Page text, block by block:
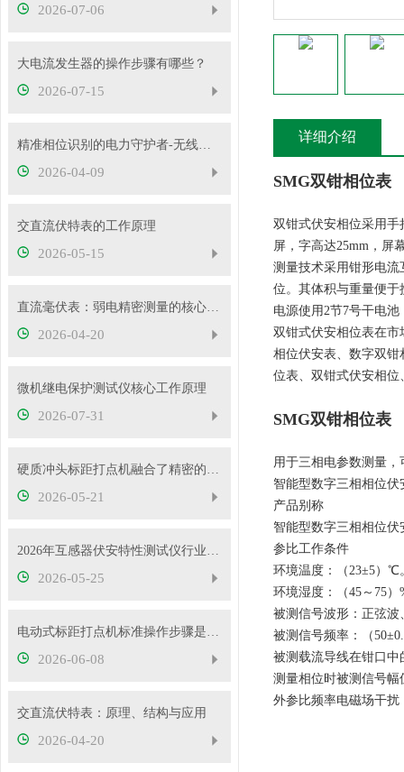
2026-07-06
大电流发生器的操作步骤有哪些？
2026-07-15
精准相位识别的电力守护者-无线高压核相仪
2026-04-09
交直流伏特表的工作原理
2026-05-15
直流毫伏表：弱电精密测量的核心工具
2026-04-20
微机继电保护测试仪核心工作原理
2026-07-31
硬质冲头标距打点机融合了精密的机械传动与弹性冲击技术
2026-05-21
2026年互感器伏安特性测试仪行业发展概况
2026-05-25
电动式标距打点机标准操作步骤是什么？5mm/10mm 标距怎么切换？
2026-06-08
交直流伏特表：原理、结构与应用
2026-04-20
详细介绍
SMG双钳相位表
双钳式伏安相位采用
屏，字高达25mm，屏
测量技术采用钳形电
位。其体积与重量便于
电源使用2节7号干电
双钳式伏安相位表在
相位伏安表、数字双
位表、双钳式伏安相
SMG双钳相位表
用于三相电参数测量
智能型数字三相相位
产品别称
智能型数字三相相位
参比工作条件
环境温度：（23±5）℃
环境湿度：（45～75）
被测信号波形：正弦波
被测信号频率：（
被测载流导线在钳口中
测量相位时被测信号幅
外参比频率电磁场干扰